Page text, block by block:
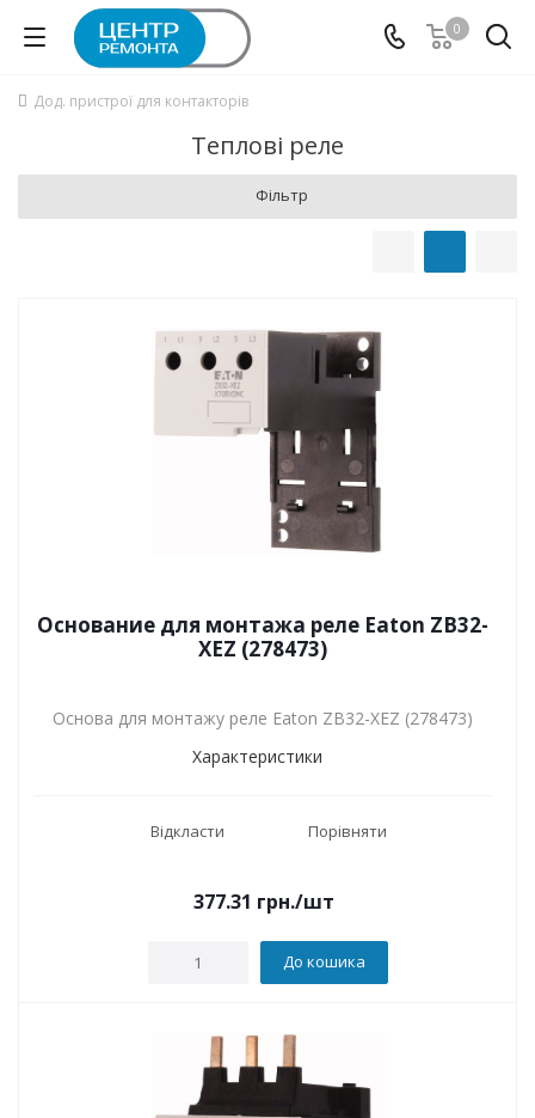
0
Дод. пристрої для контакторів
Теплові реле
Фільтр
Основание для монтажа реле Eaton ZB32-
XEZ (278473)
Основа для монтажу реле Eaton ZB32-XEZ (278473)
Характеристики
Відкласти Порівняти
377.31 грн./шт
До кошика